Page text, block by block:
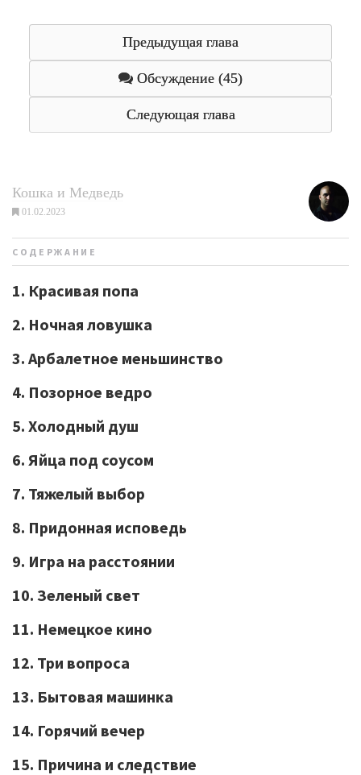
Предыдущая глава
Обсуждение (45)
Следующая глава
Кошка и Медведь
01.02.2023
СОДЕРЖАНИЕ
1. Красивая попа
2. Ночная ловушка
3. Арбалетное меньшинство
4. Позорное ведро
5. Холодный душ
6. Яйца под соусом
7. Тяжелый выбор
8. Придонная исповедь
9. Игра на расстоянии
10. Зеленый свет
11. Немецкое кино
12. Три вопроса
13. Бытовая машинка
14. Горячий вечер
15. Причина и следствие